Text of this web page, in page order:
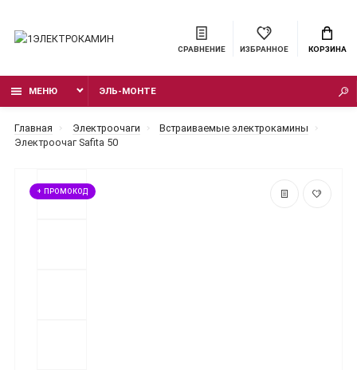
СРАВНЕНИЕ ИЗБРАННОЕ КОРЗИНА
МЕНЮ ЭЛЬ-МОНТЕ
Главная Электроочаги
Встраиваемые электрокамины
Электроочаг Safita 50
+ ПРОМОКОД